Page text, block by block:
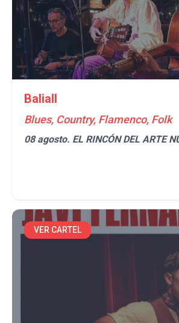
Baliall
Blues, Country, Flamenco, Folk
08 agosto. EL RINCÓN DEL ARTE
VER CARTEL